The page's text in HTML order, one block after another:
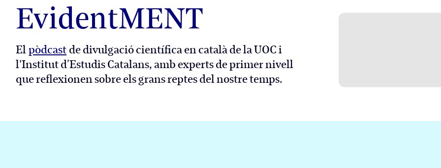
EvidentMENT
Elpòdcast de divulgació científica en català de la UOC i
l'Institut d’Estudis Catalans, amb experts de primer nivell
que reflexionen sobre els grans reptes del nostre temps.